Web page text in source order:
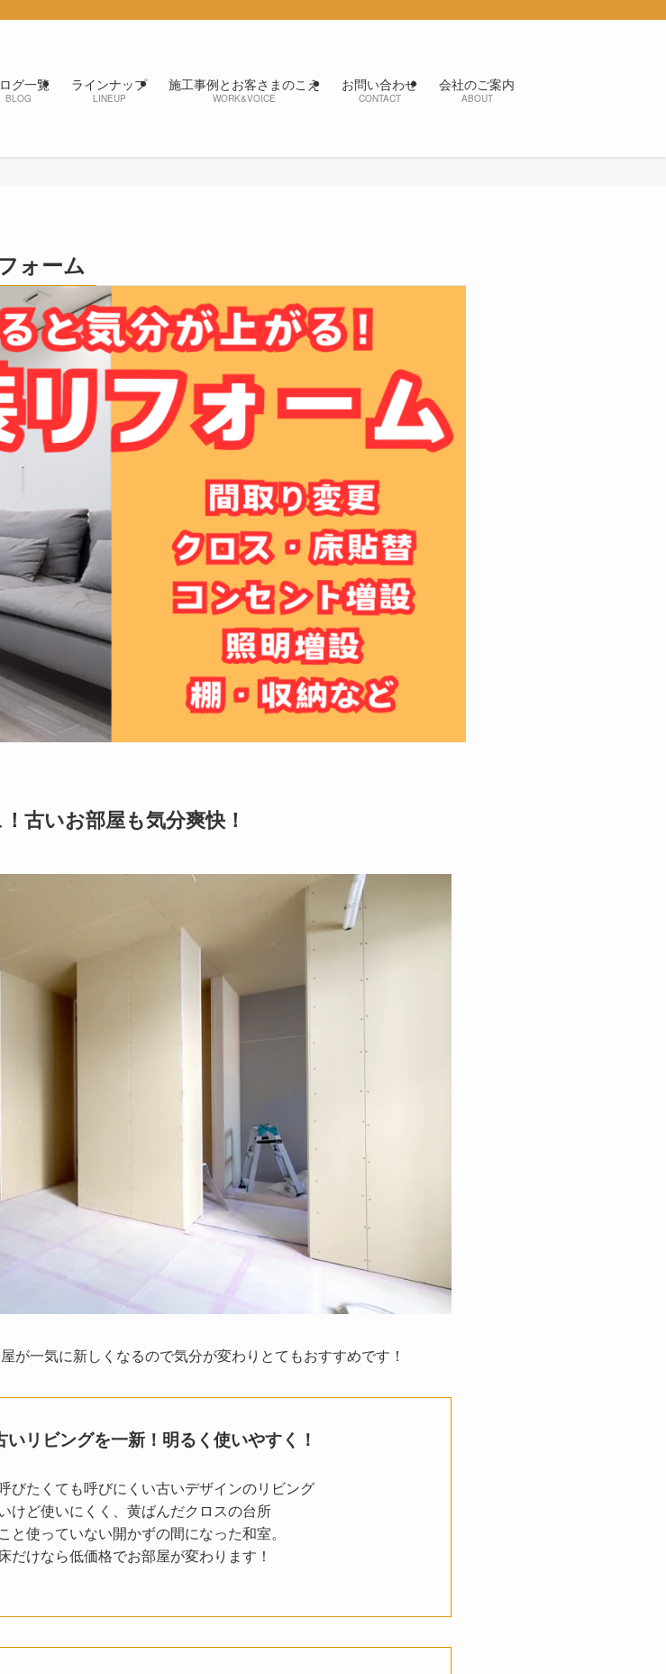
グ一覧
BLOG
ラインナップ
LINEUP
施工事例とお客さまのこえ
WORK&VOICE
お問い合わせ
CONTACT
会社のご案内
ABOUT
ォーム
古いお部屋も気分爽快！
が一気に新しくなるので気分が変わりとてもおすすめです！
いリビングを一新！明るく使いやすく！
びたくても呼びにくい古いデザインのリビング
けど使いにくく、黄ばんだクロスの台所
と使っていない開かずの間になった和室。
だけなら低価格でお部屋が変わります！